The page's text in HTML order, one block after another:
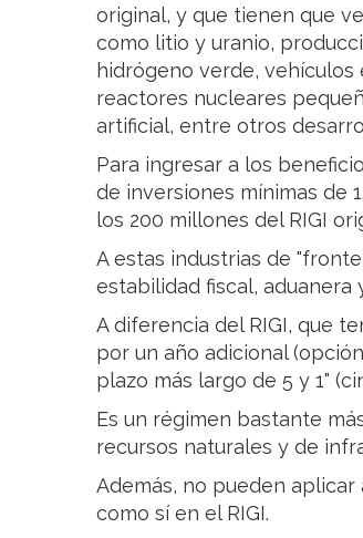
original, y que tienen que
como litio y uranio,
hidrógeno verde,
reactores nucleares
artificial, entre otros
Para ingresar a los
de inversiones mínimas de
los 200 millones del RIGI
A estas industrias de
estabilidad fiscal, aduanera
A diferencia del RIGI, que
por un año adicional
plazo más largo de 5 y 1"
Es un régimen bastante
recursos naturales y de
Además, no pueden
como sí en el RIGI.